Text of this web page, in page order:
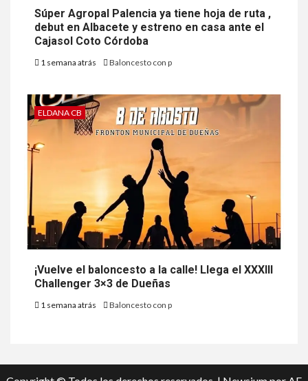
Súper Agropal Palencia ya tiene hoja de ruta ,
debut en Albacete y estreno en casa ante el
Cajasol Coto Córdoba
1 semana atrás Baloncesto con p
ELDANA CB
¡Vuelve el baloncesto a la calle! Llega el XXXIII
Challenger 3×3 de Dueñas
1 semana atrás Baloncesto con p